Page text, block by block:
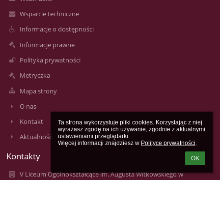
Ta strona wykorzystuje pliki cookies. Korzystając z niej
wyrażasz zgodę na ich używanie, zgodnie z aktualnymi
ustawieniami przeglądarki.
Więcej informacji znajdziesz w Polityce prywatności.
OK
Wsparcie techniczne
Informacje o dostępności
Informacje prawne
Polityka prywatności
Metryczka
Mapa strony
O nas
Kontakt
Aktualności
Kontakty
V Liceum Ogólnokształcące im. Augusta Witkowskiego w
Krakowie